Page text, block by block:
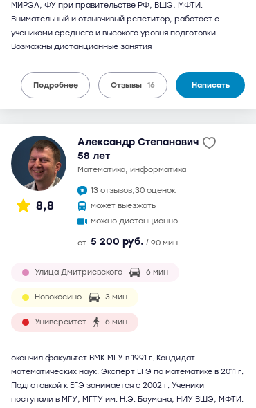
МИРЭА, ФУ при правительстве РФ, ВШЭ, МФТИ.
Внимательный и отзывчивый репетитор, работает с
учениками среднего и высокого уровня подготовки.
Возможны дистанционные занятия
Подробнее Отзывы 16 Написать
8,8
Александр Степанович
58 лет
математика, информатика
13 отзывов,30 оценок
может выезжать
можно дистанционно
от 5 200 руб. / 90 мин.
Улица Дмитриевского 6 мин
Новокосино 3 мин
Университет 6 мин
окончил факультет ВМК МГУ в 1991 г. Кандидат
математических наук. Эксперт ЕГЭ по математике в 2011 г.
Подготовкой к ЕГЭ занимается с 2002 г. Ученики
поступали в МГУ, МГТУ им. Н.Э. Баумана, НИУ ВШЭ, МФТИ.